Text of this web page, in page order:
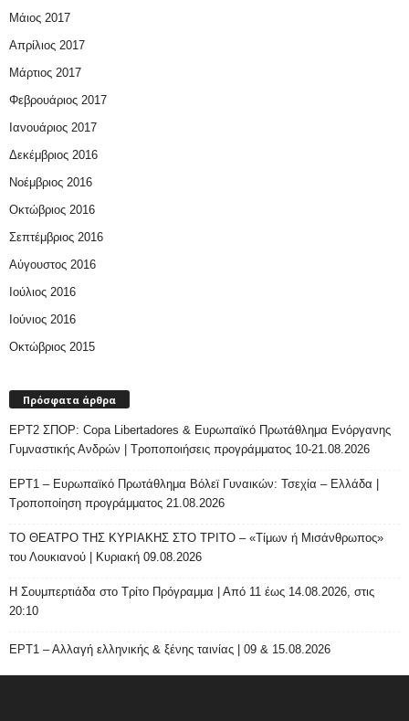
Μάιος 2017
Απρίλιος 2017
Μάρτιος 2017
Φεβρουάριος 2017
Ιανουάριος 2017
Δεκέμβριος 2016
Νοέμβριος 2016
Οκτώβριος 2016
Σεπτέμβριος 2016
Αύγουστος 2016
Ιούλιος 2016
Ιούνιος 2016
Οκτώβριος 2015
Πρόσφατα άρθρα
ΕΡΤ2 ΣΠΟΡ: Copa Libertadores & Ευρωπαϊκό Πρωτάθλημα Ενόργανης
Γυμναστικής Ανδρών | Τροποποιήσεις προγράμματος 10-21.08.2026
ΕΡΤ1 – Ευρωπαϊκό Πρωτάθλημα Βόλεϊ Γυναικών: Τσεχία – Ελλάδα |
Τροποποίηση προγράμματος 21.08.2026
ΤΟ ΘΕΑΤΡΟ ΤΗΣ ΚΥΡΙΑΚΗΣ ΣΤΟ ΤΡΙΤΟ – «Τίμων ή Μισάνθρωπος»
του Λουκιανού | Κυριακή 09.08.2026
H Σουμπερτιάδα στο Τρίτο Πρόγραμμα | Από 11 έως 14.08.2026, στις
20:10
ΕΡΤ1 – Αλλαγή ελληνικής & ξένης ταινίας | 09 & 15.08.2026